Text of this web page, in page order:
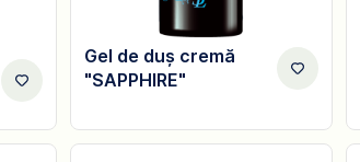
Gel de duș cremă
"SAPPHIRE"